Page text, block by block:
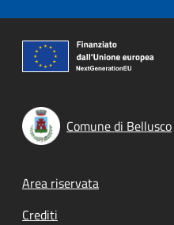
Comune di Bellusco
Footer menu
Area riservata
Crediti